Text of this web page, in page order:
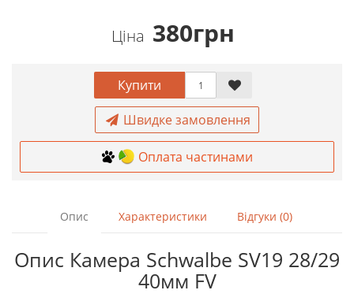
Ціна 380грн
Купити
Швидке замовлення
Оплата частинами
Опис Характеристики Відгуки (0)
Опис Камера Schwalbe SV19 28/29
40мм FV